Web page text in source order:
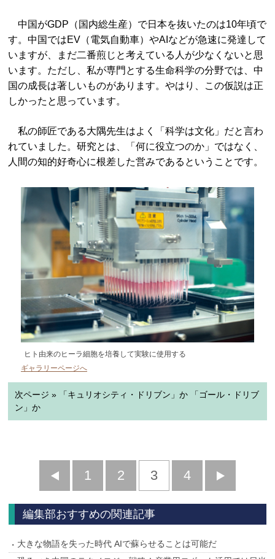
中国がGDP（国内総生産）で日本を抜いたのは10年頃で
す。中国ではEV（電気自動車）やAIなどが急速に発達して
いますが、まだ二番煎じと考えている人が少なくないと思
います。ただし、私が専門とする生命科学の分野では、中
国の成長は著しいものがあります。やはり、この仮説は正
しかったと思っています。
私の師匠である大隅先生はよく「科学は文化」だと言わ
れていました。研究とは、「何に役立つのか」ではなく、
人間の知的好奇心に根差した営みであるということです。
ヒト由来のヒーラ細胞を培養して実験に使用する
ギャラリーページへ
次ページ » 「キュリオシティ・ドリブン」か 「ゴール・ドリブ
ン」か
前
へ
1 2 3 4
へ
編集部おすすめの関連記事
大きな物語を失った時代 AIで蘇らせることは可能だ